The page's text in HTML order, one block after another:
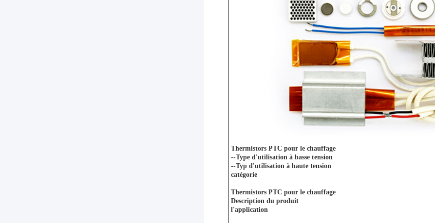
Thermistors PTC pour le chauffage
--Type d'utilisation à basse tension
--Typ d'utilisation à haute tension
catégorie
Thermistors PTC pour le chauffage
Description du produit
l'application